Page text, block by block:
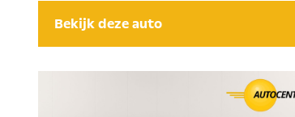
Bekijk deze auto